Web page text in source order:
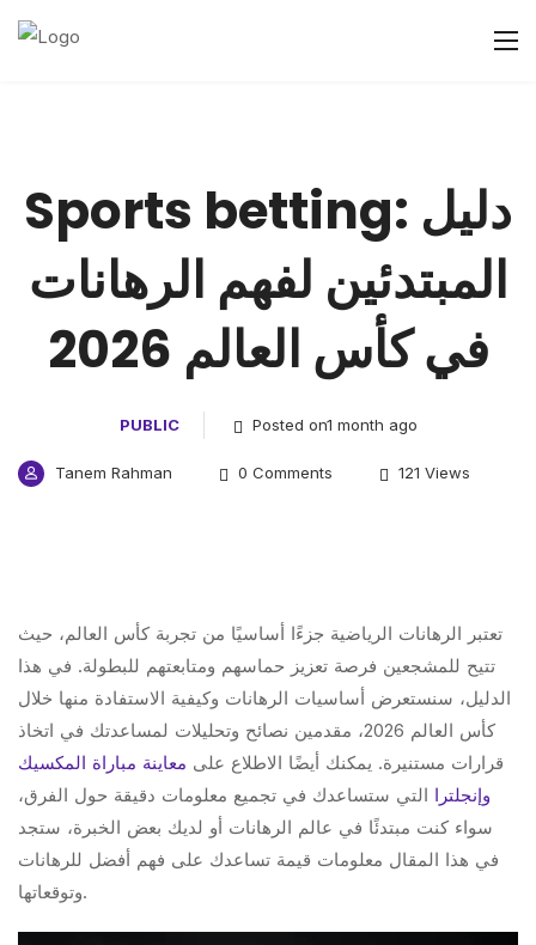
Sports betting: دليل
المبتدئين لفهم الرهانات
في كأس العالم 2026
PUBLIC Posted on1 month ago
Tanem Rahman 0 Comments 121 Views
تعتبر الرهانات الرياضية جزءًا أساسيًا من تجربة كأس العالم، حيث
تتيح للمشجعين فرصة تعزيز حماسهم ومتابعتهم للبطولة. في هذا
الدليل، سنستعرض أساسيات الرهانات وكيفية الاستفادة منها خلال
كأس العالم 2026، مقدمين نصائح وتحليلات لمساعدتك في اتخاذ
قرارات مستنيرة. يمكنك أيضًا الاطلاع على معاينة مباراة المكسيك
وإنجلترا التي ستساعدك في تجميع معلومات دقيقة حول الفرق،
سواء كنت مبتدئًا في عالم الرهانات أو لديك بعض الخبرة، ستجد
في هذا المقال معلومات قيمة تساعدك على فهم أفضل للرهانات
وتوقعاتها.